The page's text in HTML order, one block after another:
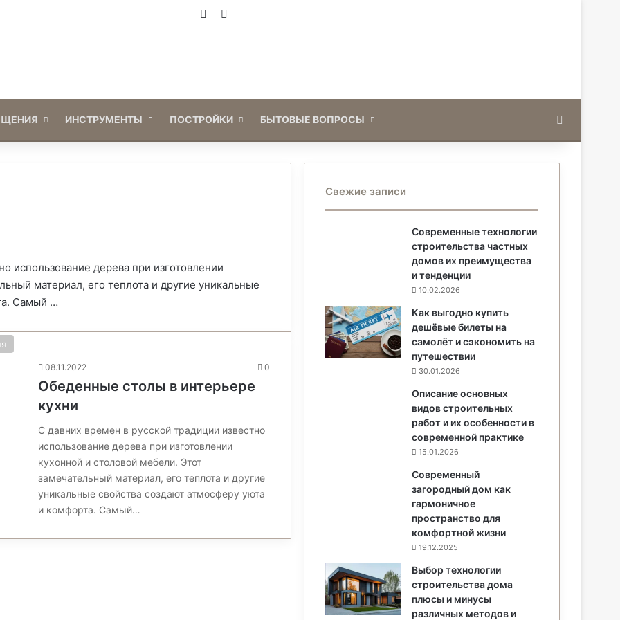
Войти
ИНСТРУМЕНТЫ ПОСТРОЙКИ БЫТОВЫЕ ВОПРОСЫ
использование дерева при изготовлении
материал, его теплота и другие уникальные
Самый …
08.11.2022 0
Обеденные столы в интерьере
кухни
С давних времен в русской традиции известно
использование дерева при изготовлении
кухонной и столовой мебели. Этот
замечательный материал, его теплота и другие
уникальные свойства создают атмосферу уюта
и комфорта. Самый…
Свежие записи
Современные технологии
строительства частных
домов их преимущества
и тенденции
10.02.2026
Как выгодно купить
дешёвые билеты на
самолёт и сэкономить на
путешествии
30.01.2026
Описание основных
видов строительных
работ и их особенности в
современной практике
15.01.2026
Современный
загородный дом как
гармоничное
пространство для
комфортной жизни
19.12.2025
Выбор технологии
строительства дома
плюсы и минусы
различных методов и